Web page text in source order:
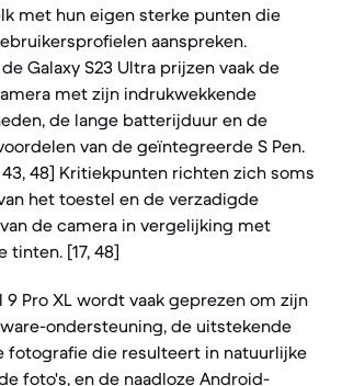
met hun eigen sterke punten die
aanspreken.
Galaxy S23 Ultra prijzen vaak de
met zijn indrukwekkende
de lange batterijduur en de
van de geïntegreerde S Pen.
43, 48] Kritiekpunten richten zich soms
het toestel en de verzadigde
de camera in vergelijking met
tinten. [17, 48]
9 Pro XL wordt vaak geprezen om zijn
ondersteuning, de uitstekende
fotografie die resulteert in natuurlijke
foto's, en de naadloze Android-